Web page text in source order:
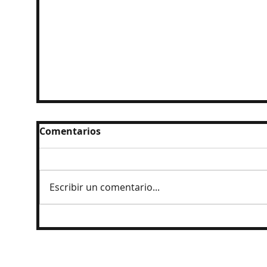
Comentarios
Escribir un comentario...